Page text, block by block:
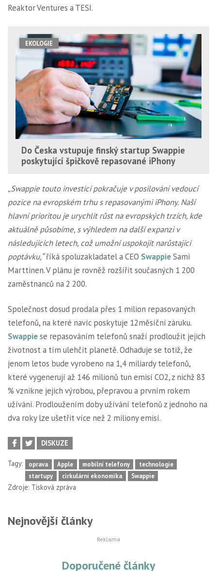
Reaktor Ventures a TESI.
EKOLOGIE
Do Česka vstupuje finský startup Swappie
poskytující špičkově repasované iPhony
„Swappie touto investicí pokračuje v posilování vedoucí
pozice na evropském trhu s repasovanými iPhony. Naší
hlavní prioritou je urychlit růst na evropských trzích, kde
aktuálně působíme, s výhledem na další expanzi v
následujících letech, což umožní uspokojit narůstající
poptávku,“říká spoluzakladatel a CEO SwappieSami
Marttinen. V plánu je rovněž rozšířit současných 1 200
zaměstnanců na 2 200.
Společnost dosud prodala přes 1 milion repasovaných
telefonů, na které navíc poskytuje 12měsíční záruku.
Swappiese repasováním telefonů snaží prodloužit jejich
životnost a tím ulehčit planetě. Odhaduje se totiž, že
jenom letos bude vyrobeno na 1,4 miliardy telefonů,
které vygenerují až 146 milionů tun emisí CO2, z nichž 83
% vznikne jejich výrobou, přepravou a prvním rokem
užívání. Prodloužením doby užívání telefonů z jednoho na
dva roky lze ušetřit více než 2 miliony emisí.
DISKUZE
Tagy: oprava Apple mobilní telefony
technologie
startupy
cirkulární ekonomika Swappie
Zdroje: Tisková zpráva
Nejnovější články
Doporučené články